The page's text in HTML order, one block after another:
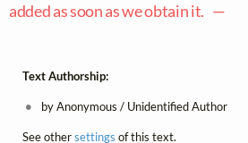
added as soon as we obtain it. —
Text Authorship:
by Anonymous / Unidentified Author
See othersettings of this text.